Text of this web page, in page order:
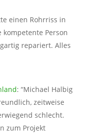
einen Rohrriss in
Person
repariert. Alles
: “Michael Halbig
zeitweise
schlecht.
zum Projekt